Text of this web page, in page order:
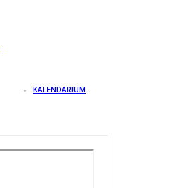
KALENDARIUM